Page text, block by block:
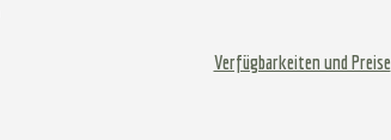
Verfügbarkeiten und Preise